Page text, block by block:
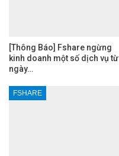
[Thông Báo] Fshare ngừng
kinh doanh một số dịch vụ từ
ngày…
FSHARE